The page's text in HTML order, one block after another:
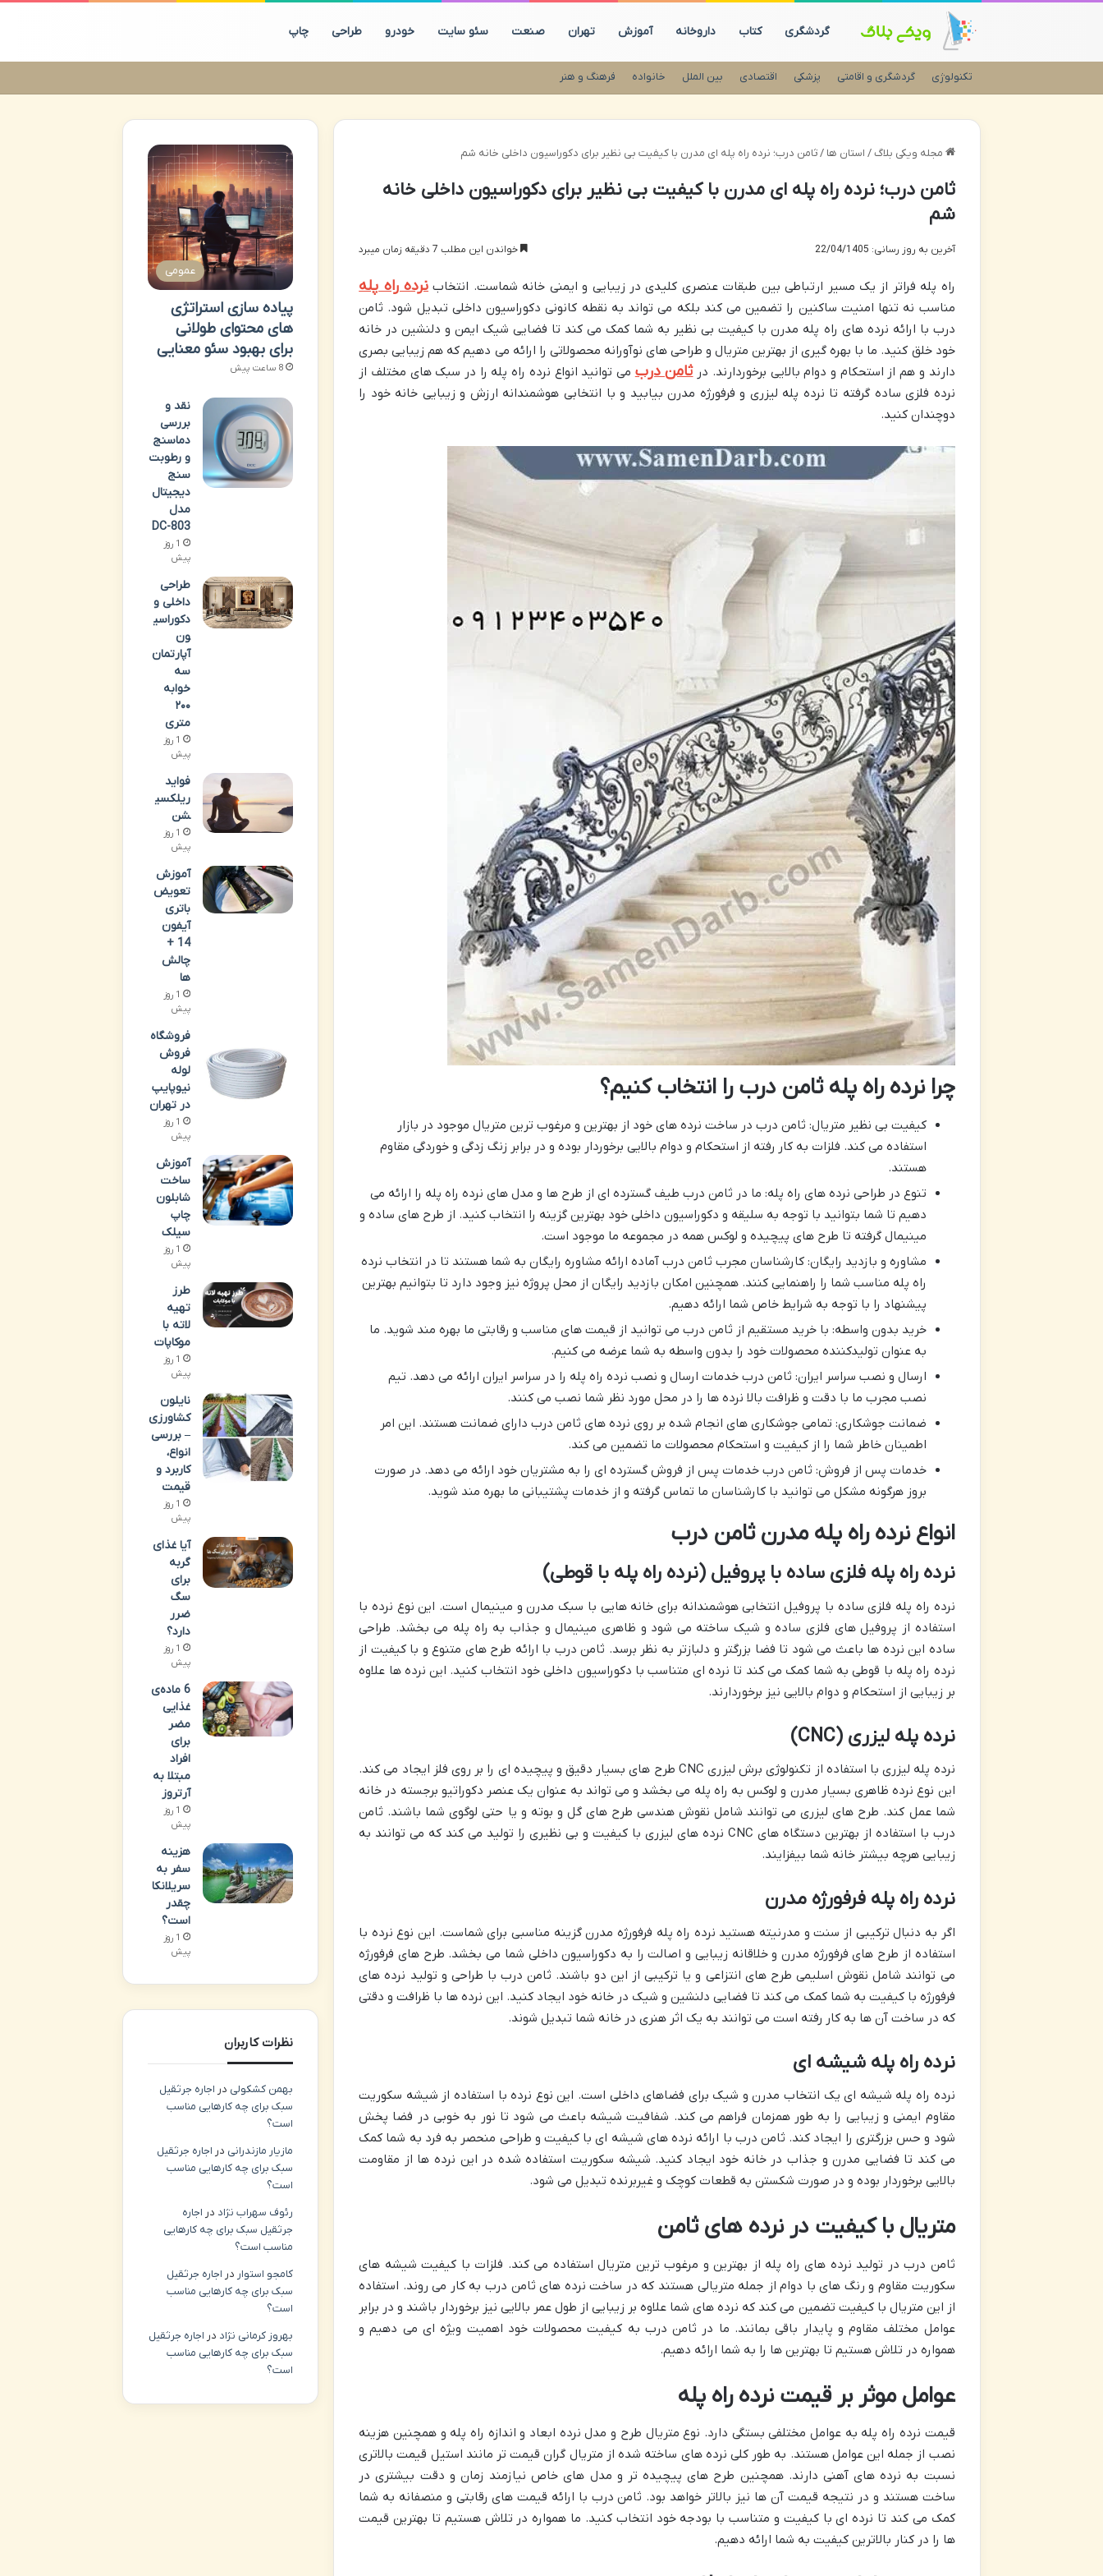
گردشگری کتاب داروخانه آموزش تهران صنعت سئو سایت خودرو طراحی چاپ
تکنولوژی گردشگری و اقامتی پزشکی اقتصادی بین الملل خانواده فرهنگ و هنر
مجله ویکی بلاگ / استان ها / ثامن درب؛ نرده راه پله ای مدرن با کیفیت بی نظیر برای دکوراسیون داخلی خانه شم
ثامن درب؛ نرده راه پله ای مدرن با کیفیت بی نظیر برای دکوراسیون داخلی خانه
شم
آخرین به روز رسانی: 22/04/1405 خواندن این مطلب 7 دقیقه زمان میبرد
راه پله فراتر از یک مسیر ارتباطی بین طبقات عنصری کلیدی در زیبایی و ایمنی خانه شماست. انتخاب نرده راه پله
مناسب نه تنها امنیت ساکنین را تضمین می کند بلکه می تواند به نقطه کانونی دکوراسیون داخلی تبدیل شود. ثامن
درب با ارائه نرده های راه پله مدرن با کیفیت بی نظیر به شما کمک می کند تا فضایی شیک ایمن و دلنشین در خانه
خود خلق کنید. ما با بهره گیری از بهترین متریال و طراحی های نوآورانه محصولاتی را ارائه می دهیم که هم زیبایی بصری
دارند و هم از استحکام و دوام بالایی برخوردارند. درثامن دربمی توانید انواع نرده راه پله را در سبک های مختلف از
نرده فلزی ساده گرفته تا نرده پله لیزری و فرفورژه مدرن بیابید و با انتخابی هوشمندانه ارزش و زیبایی خانه خود را
دوچندان کنید.
چرا نرده راه پله ثامن درب را انتخاب کنیم؟
کیفیت بی نظیر متریال: ثامن درب در ساخت نرده های خود از بهترین و مرغوب ترین متریال موجود در بازار
استفاده می کند. فلزات به کار رفته از استحکام و دوام بالایی برخوردار بوده و در برابر زنگ زدگی و خوردگی مقاوم
هستند.
تنوع در طراحی نرده های راه پله: ما در ثامن درب طیف گسترده ای از طرح ها و مدل های نرده راه پله را ارائه می
دهیم تا شما بتوانید با توجه به سلیقه و دکوراسیون داخلی خود بهترین گزینه را انتخاب کنید. از طرح های ساده و
مینیمال گرفته تا طرح های پیچیده و لوکس همه در مجموعه ما موجود است.
مشاوره و بازدید رایگان: کارشناسان مجرب ثامن درب آماده ارائه مشاوره رایگان به شما هستند تا در انتخاب نرده
راه پله مناسب شما را راهنمایی کنند. همچنین امکان بازدید رایگان از محل پروژه نیز وجود دارد تا بتوانیم بهترین
پیشنهاد را با توجه به شرایط خاص شما ارائه دهیم.
خرید بدون واسطه: با خرید مستقیم از ثامن درب می توانید از قیمت های مناسب و رقابتی ما بهره مند شوید. ما
به عنوان تولیدکننده محصولات خود را بدون واسطه به شما عرضه می کنیم.
ارسال و نصب سراسر ایران: ثامن درب خدمات ارسال و نصب نرده راه پله را در سراسر ایران ارائه می دهد. تیم
نصب مجرب ما با دقت و ظرافت بالا نرده ها را در محل مورد نظر شما نصب می کنند.
ضمانت جوشکاری: تمامی جوشکاری های انجام شده بر روی نرده های ثامن درب دارای ضمانت هستند. این امر
اطمینان خاطر شما را از کیفیت و استحکام محصولات ما تضمین می کند.
خدمات پس از فروش: ثامن درب خدمات پس از فروش گسترده ای را به مشتریان خود ارائه می دهد. در صورت
بروز هرگونه مشکل می توانید با کارشناسان ما تماس گرفته و از خدمات پشتیبانی ما بهره مند شوید.
انواع نرده راه پله مدرن ثامن درب
نرده راه پله فلزی ساده با پروفیل (نرده راه پله با قوطی)
نرده راه پله فلزی ساده با پروفیل انتخابی هوشمندانه برای خانه هایی با سبک مدرن و مینیمال است. این نوع نرده با
استفاده از پروفیل های فلزی ساده و شیک ساخته می شود و ظاهری مینیمال و جذاب به راه پله می بخشد. طراحی
ساده این نرده ها باعث می شود تا فضا بزرگتر و دلبازتر به نظر برسد. ثامن درب با ارائه طرح های متنوع و با کیفیت از
نرده راه پله با قوطی به شما کمک می کند تا نرده ای متناسب با دکوراسیون داخلی خود انتخاب کنید. این نرده ها علاوه
بر زیبایی از استحکام و دوام بالایی نیز برخوردارند.
نرده پله لیزری (CNC)
نرده پله لیزری با استفاده از تکنولوژی برش لیزری CNC طرح های بسیار دقیق و پیچیده ای را بر روی فلز ایجاد می کند.
این نوع نرده ظاهری بسیار مدرن و لوکس به راه پله می بخشد و می تواند به عنوان یک عنصر دکوراتیو برجسته در خانه
شما عمل کند. طرح های لیزری می توانند شامل نقوش هندسی طرح های گل و بوته و یا حتی لوگوی شما باشند. ثامن
درب با استفاده از بهترین دستگاه های CNC نرده های لیزری با کیفیت و بی نظیری را تولید می کند که می توانند به
زیبایی هرچه بیشتر خانه شما بیفزایند.
نرده راه پله فرفورژه مدرن
اگر به دنبال ترکیبی از سنت و مدرنیته هستید نرده راه پله فرفورژه مدرن گزینه مناسبی برای شماست. این نوع نرده با
استفاده از طرح های فرفورژه مدرن و خلاقانه زیبایی و اصالت را به دکوراسیون داخلی شما می بخشد. طرح های فرفورژه
می توانند شامل نقوش اسلیمی طرح های انتزاعی و یا ترکیبی از این دو باشند. ثامن درب با طراحی و تولید نرده های
فرفورژه با کیفیت به شما کمک می کند تا فضایی دلنشین و شیک در خانه خود ایجاد کنید. این نرده ها با ظرافت و دقتی
که در ساخت آن ها به کار رفته است می توانند به یک اثر هنری در خانه شما تبدیل شوند.
نرده راه پله شیشه ای
نرده راه پله شیشه ای یک انتخاب مدرن و شیک برای فضاهای داخلی است. این نوع نرده با استفاده از شیشه سکوریت
مقاوم ایمنی و زیبایی را به طور همزمان فراهم می کند. شفافیت شیشه باعث می شود تا نور به خوبی در فضا پخش
شود و حس بزرگتری را ایجاد کند. ثامن درب با ارائه نرده های شیشه ای با کیفیت و طراحی منحصر به فرد به شما کمک
می کند تا فضایی مدرن و جذاب در خانه خود ایجاد کنید. شیشه سکوریت استفاده شده در این نرده ها از مقاومت
بالایی برخوردار بوده و در صورت شکستن به قطعات کوچک و غیربرنده تبدیل می شود.
متریال با کیفیت در نرده های ثامن
ثامن درب در تولید نرده های راه پله از بهترین و مرغوب ترین متریال استفاده می کند. فلزات با کیفیت شیشه های
سکوریت مقاوم و رنگ های با دوام از جمله متریالی هستند که در ساخت نرده های ثامن درب به کار می روند. استفاده
از این متریال با کیفیت تضمین می کند که نرده های شما علاوه بر زیبایی از طول عمر بالایی نیز برخوردار باشند و در برابر
عوامل مختلف مقاوم و پایدار باقی بمانند. ما در ثامن درب به کیفیت محصولات خود اهمیت ویژه ای می دهیم و
همواره در تلاش هستیم تا بهترین ها را به شما ارائه دهیم.
عوامل موثر بر قیمت نرده راه پله
قیمت نرده راه پله به عوامل مختلفی بستگی دارد. نوع متریال طرح و مدل نرده ابعاد و اندازه راه پله و همچنین هزینه
نصب از جمله این عوامل هستند. به طور کلی نرده های ساخته شده از متریال گران قیمت تر مانند استیل قیمت بالاتری
نسبت به نرده های آهنی دارند. همچنین طرح های پیچیده تر و مدل های خاص نیازمند زمان و دقت بیشتری در
ساخت هستند و در نتیجه قیمت آن ها نیز بالاتر خواهد بود. ثامن درب با ارائه قیمت های رقابتی و منصفانه به شما
کمک می کند تا نرده ای با کیفیت و متناسب با بودجه خود انتخاب کنید. ما همواره در تلاش هستیم تا بهترین قیمت
ها را در کنار بالاترین کیفیت به شما ارائه دهیم.
عمومی
پیاده سازی استراتژی
های محتوای طولانی
برای بهبود سئو معنایی
8 ساعت پیش
نقد و
بررسی
دماسنج
و رطوبت
سنج
دیجیتال
مدل
DC-803
1 روز
پیش
طراحی
داخلی و
دکوراسی
ون
آپارتمان
سه
خوابه
۲۰۰
متری
1 روز
پیش
فواید
ریلکسی
شن
1 روز
پیش
آموزش
تعویض
باتری
آیفون
14 +
چالش
ها
1 روز
پیش
فروشگاه
فروش
لوله
نیوپایپ
در تهران
1 روز
پیش
آموزش
ساخت
شابلون
چاپ
سیلک
1 روز
پیش
طرز
تهیه
لاته با
موکاپات
1 روز
پیش
نایلون
کشاورزی
– بررسی
انواع،
کاربرد و
قیمت
1 روز
پیش
آیا غذای
گربه
برای
سگ
ضرر
دارد؟
1 روز
پیش
6 ماده‌ی
غذایی
مضر
برای
افراد
مبتلا به
آرتروز
1 روز
پیش
هزینه
سفر به
سریلانکا
چقدر
است؟
1 روز
پیش
نظرات کاربران
بهمن کشکولی در اجاره جرثقیل
سبک برای چه کارهایی مناسب
است؟
مازیار مازندرانی در اجاره جرثقیل
سبک برای چه کارهایی مناسب
است؟
رئوف سهراب نژاد در اجاره
جرثقیل سبک برای چه کارهایی
مناسب است؟
کامجو استوار در اجاره جرثقیل
سبک برای چه کارهایی مناسب
است؟
بهروز کرمانی نژاد در اجاره جرثقیل
سبک برای چه کارهایی مناسب
است؟